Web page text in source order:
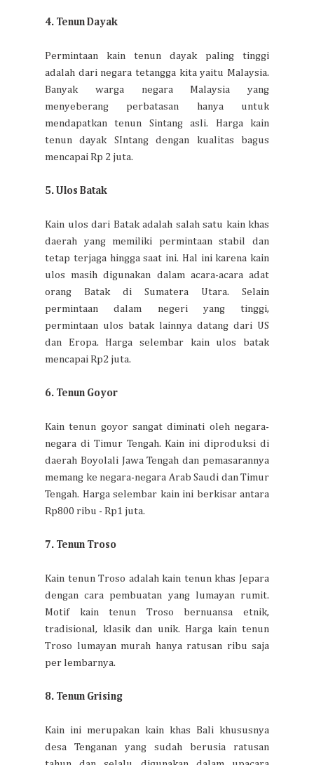
4. Tenun Dayak
Permintaan kain tenun dayak paling tinggi
adalah dari negara tetangga kita yaitu Malaysia.
Banyak warga negara Malaysia yang
menyeberang perbatasan hanya untuk
mendapatkan tenun Sintang asli. Harga kain
tenun dayak SIntang dengan kualitas bagus
mencapai Rp 2 juta.
5. Ulos Batak
Kain ulos dari Batak adalah salah satu kain khas
daerah yang memiliki permintaan stabil dan
tetap terjaga hingga saat ini. Hal ini karena kain
ulos masih digunakan dalam acara-acara adat
orang Batak di Sumatera Utara. Selain
permintaan dalam negeri yang tinggi,
permintaan ulos batak lainnya datang dari US
dan Eropa. Harga selembar kain ulos batak
mencapai Rp2 juta.
6. Tenun Goyor
Kain tenun goyor sangat diminati oleh negara-
negara di Timur Tengah. Kain ini diproduksi di
daerah Boyolali Jawa Tengah dan pemasarannya
memang ke negara-negara Arab Saudi dan Timur
Tengah. Harga selembar kain ini berkisar antara
Rp800 ribu - Rp1 juta.
7. Tenun Troso
Kain tenun Troso adalah kain tenun khas Jepara
dengan cara pembuatan yang lumayan rumit.
Motif kain tenun Troso bernuansa etnik,
tradisional, klasik dan unik. Harga kain tenun
Troso lumayan murah hanya ratusan ribu saja
per lembarnya.
8. Tenun Grising
Kain ini merupakan kain khas Bali khususnya
desa Tenganan yang sudah berusia ratusan